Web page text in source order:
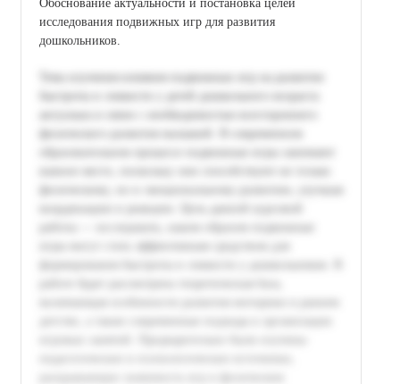
Обоснование актуальности и постановка целей
исследования подвижных игр для развития
дошкольников.